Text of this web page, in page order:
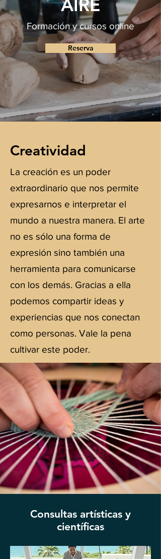
AIRE
Formación y cursos online
Reserva
Creatividad
La creación es un poder
extraordinario que nos permite
expresarnos e interpretar el
mundo a nuestra manera. El arte
no es sólo una forma de
expresión sino también una
herramienta para comunicarse
con los demás. Gracias a ella
podemos compartir ideas y
experiencias que nos conectan
como personas. Vale la pena
cultivar este poder.
Consultas artísticas y
científicas